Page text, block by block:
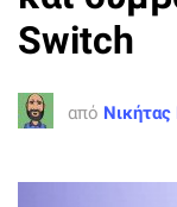
Switch
από